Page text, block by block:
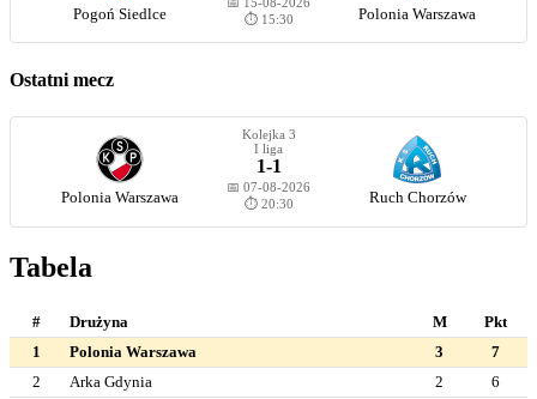
Pogoń Siedlce
⏱️ 15:30
Polonia Warszawa
Ostatni mecz
Polonia Warszawa
Kolejka 3
I liga
1-1
📅 07-08-2026
⏱️ 20:30
Ruch Chorzów
Tabela
# Drużyna M
Pkt
1
Polonia Warszawa 3
7
2
Arka Gdynia 2
6